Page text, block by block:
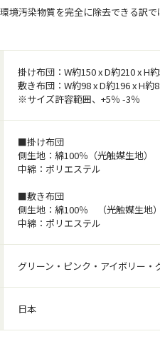
境汚染物質を完全に除去できる訳で
掛け布団：W約150 x D約210 x H
敷き布団：W約98 x D約196 x H約
※サイズ許容範囲、+5％ -3％
■掛け布団
側生地：綿100％（光触媒生地）
中綿：ポリエステル
■敷き布団
側生地：綿100％ （光触媒生地）
中綿：ポリエステル
グリーン・ピンク・アイボリー
日本